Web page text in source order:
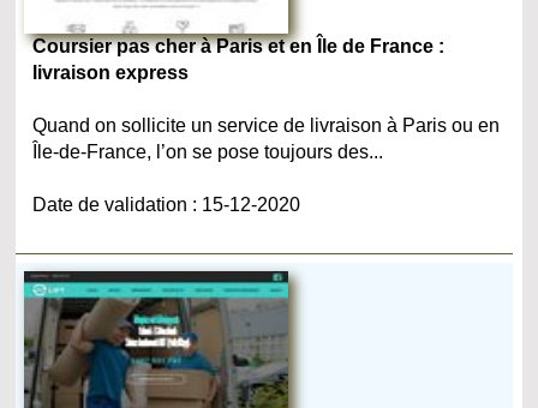
Coursier pas cher à Paris et en Île de France :
livraison express
Quand on sollicite un service de livraison à Paris ou en
Île-de-France, l’on se pose toujours des...
Date de validation : 15-12-2020